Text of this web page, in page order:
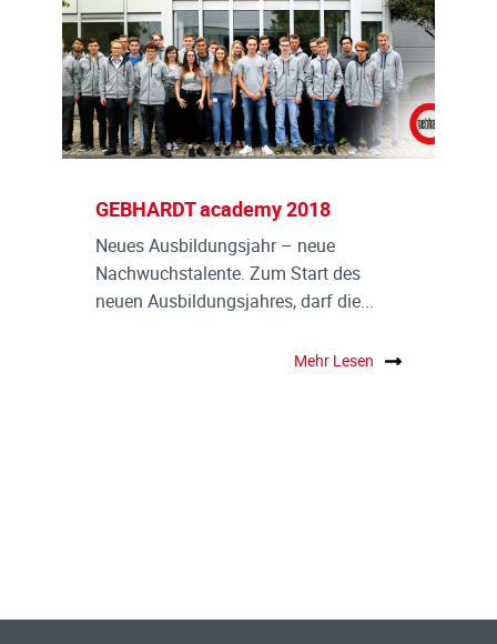
GEBHARDT academy 2018
Neues Ausbildungsjahr – neue
Nachwuchstalente. Zum Start des
neuen Ausbildungsjahres, darf die...
Mehr Lesen